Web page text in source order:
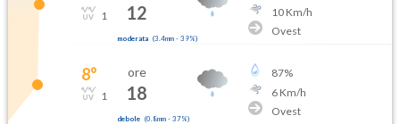
1 12
moderata (3.4mm- 39%)
10Km/h
Ovest
8°
1
ore
18
debole (0.8mm- 37%)
87%
6Km/h
Ovest